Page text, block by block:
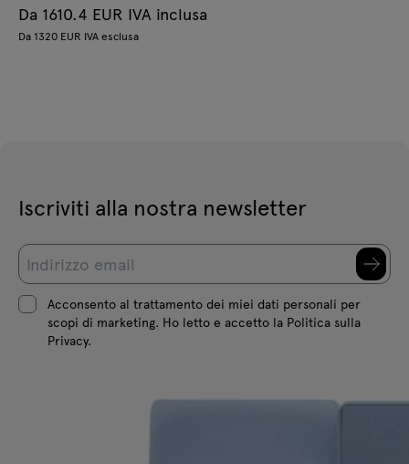
Da 1610.4 EUR IVA inclusa
Da 1320 EUR IVA esclusa
Iscriviti alla nostra newsletter
Acconsento al trattamento dei miei dati personali per
scopi di marketing. Ho letto e accetto la Politica sulla
Privacy.